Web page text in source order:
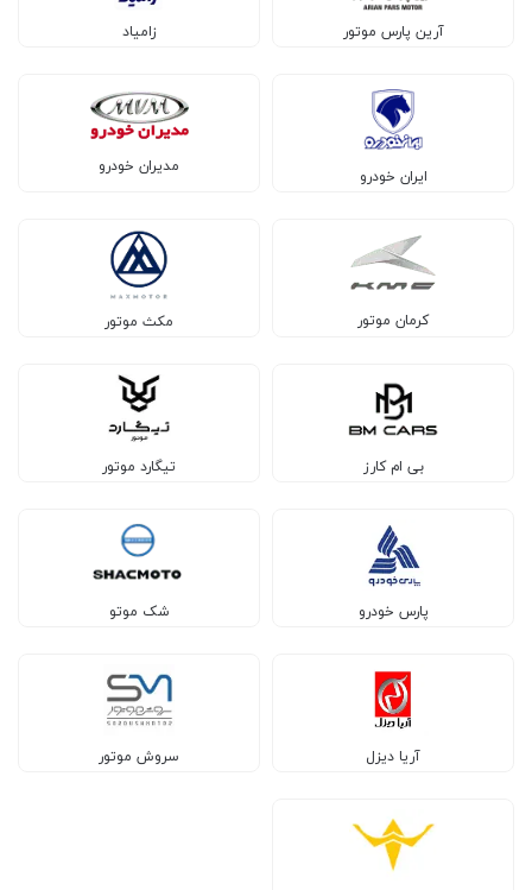
آرین پارس موتور زامیاد
ایران خودرو
مدیران خودرو
کرمان موتور مکث موتور
بی ام کارز تیگارد موتور
پارس خودرو شک موتو
آریا دیزل سروش موتور